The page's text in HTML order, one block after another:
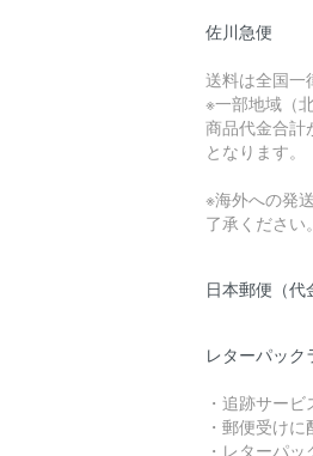
佐川急便
送料は全国一
※一部地域（
商品代金合計
となります。
※海外への発
了承ください。
日本郵便（代
レターパック
・追跡サービ
・郵便受けに
・レターパ